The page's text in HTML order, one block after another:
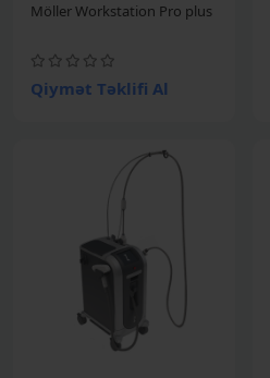
Möller Workstation Pro plus
Qiymət Təklifi Al